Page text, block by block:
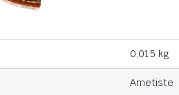
0,015 kg
Ametiste